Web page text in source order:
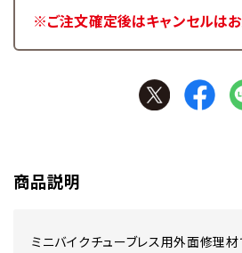
※ご注文確定後はキャンセルはお
商品説明
ミニバイクチューブレス用外面修理材